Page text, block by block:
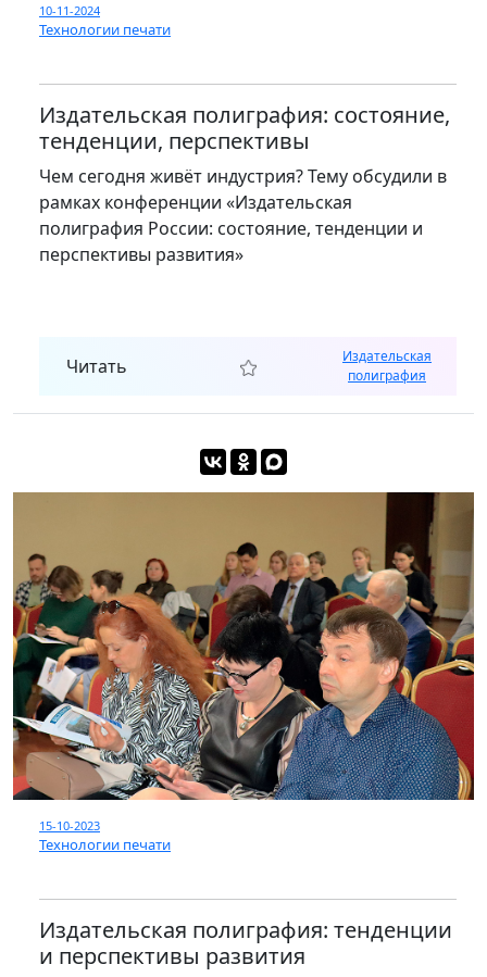
10-11-2024
Технологии печати
Издательская полиграфия: состояние,
тенденции, перспективы
Чем сегодня живёт индустрия? Тему обсудили в
рамках конференции «Издательская
полиграфия России: состояние, тенденции и
перспективы развития»
Читать
Издательская
полиграфия
15-10-2023
Технологии печати
Издательская полиграфия: тенденции
и перспективы развития